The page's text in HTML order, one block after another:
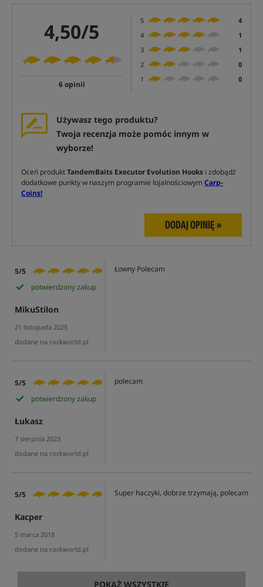
4,50/5
6 opinii
5
4
4
1
3
1
2
0
1
0
Używasz tego produktu?
Twoja recenzja może pomóc innym w
wyborze!
Oceń produktTandemBaits Executor Evolution Hooks i zdobądź
dodatkowe punkty w naszym programie lojalnościowymCarp-
Coins!
DODAJ OPINIĘ »
5/5
potwierdzony zakup
MikuStilon
21 listopada 2025
dodane na rockworld.pl
Łowny Polecam
5/5
potwierdzony zakup
Łukasz
7 sierpnia 2023
dodane na rockworld.pl
polecam
5/5
Kacper
5 marca 2018
dodane na rockworld.pl
Super haczyki, dobrze trzymają, polecam
POKAŻ WSZYSTKIE